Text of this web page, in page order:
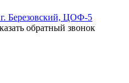
Березовский, ЦОФ-5
обратный звонок